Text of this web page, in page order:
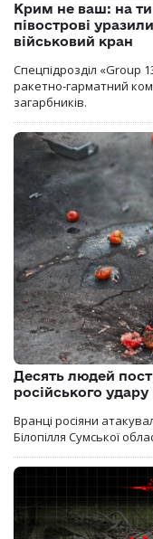
Крим не ваш: на
півострові
військовий кран
Спецпідрозділ «Group
ракетно-гарматний
загарбників.
Десять людей
російського
Вранці росіяни
Білопілля Сумської